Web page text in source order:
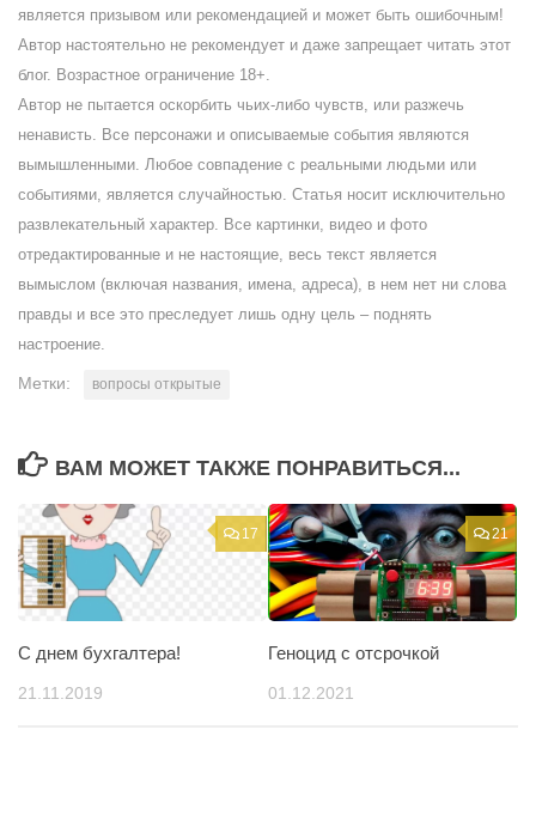
является призывом или рекомендацией и может быть ошибочным!
Автор настоятельно не рекомендует и даже запрещает читать этот
блог. Возрастное ограничение 18+.
Автор не пытается оскорбить чьих-либо чувств, или разжечь
ненависть. Все персонажи и описываемые события являются
вымышленными. Любое совпадение с реальными людьми или
событиями, является случайностью. Статья носит исключительно
развлекательный характер. Все картинки, видео и фото
отредактированные и не настоящие, весь текст является
вымыслом (включая названия, имена, адреса), в нем нет ни слова
правды и все это преследует лишь одну цель – поднять
настроение.
Метки: вопросы открытые
ВАМ МОЖЕТ ТАКЖЕ ПОНРАВИТЬСЯ...
17
С днем бухгалтера!
21.11.2019
21
Геноцид с отсрочкой
01.12.2021